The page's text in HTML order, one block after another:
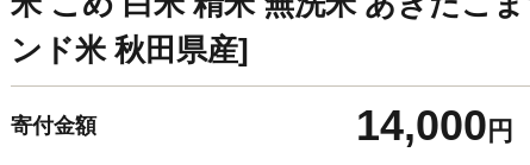
ンド米 秋田県産]
寄付金額 14,000 円